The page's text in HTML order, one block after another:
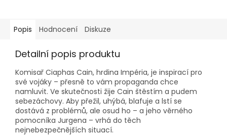
Popis Hodnocení Diskuze
Detailní popis produktu
Komisař Ciaphas Cain, hrdina Impéria, je inspirací pro
své vojáky – přesně to vám propaganda chce
namluvit. Ve skutečnosti žije Cain štěstím a pudem
sebezáchovy. Aby přežil, uhýbá, blafuje a lstí se
dostává z problémů, ale osud ho – a jeho věrného
pomocníka Jurgena – vrhá do těch
nejnebezpečnějších situací.